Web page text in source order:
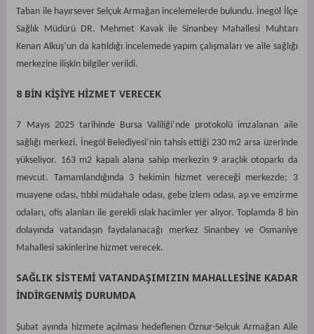
Taban ile hayırsever Selçuk Armağan incelemelerde bulundu. İnegöl İlçe
Sağlık Müdürü DR. Mehmet Kavak ile Sinanbey Mahallesi Muhtarı
Kenan Alkuş’un da katıldığı incelemede yapım çalışmaları ve aile sağlığı
merkezine ilişkin bilgiler verildi.
8 BİN KİŞİYE HİZMET VERECEK
7 Mayıs 2025 tarihinde Bursa Valiliği’nde protokolü imzalanan aile
sağlığı merkezi, İnegöl Belediyesi’nin tahsis ettiği 230 m2 arsa üzerinde
yükseliyor. 163 m2 kapalı alana sahip merkezin 9 araçlık otoparkı da
mevcut. Tamamlandığında 3 hekimin hizmet vereceği merkezde; 3
muayene odası, tıbbi müdahale odası, gebe izlem odası, aşı ve emzirme
odaları, ofis alanları ile gerekli ıslak hacimler yer alıyor. Toplamda 8 bin
dolayında vatandaşın faydalanacağı merkez Sinanbey ve Osmaniye
Mahallesi sakinlerine hizmet verecek.
SAĞLIK SİSTEMİ VATANDAŞIMIZIN MAHALLESİNE KADAR
İNDİRGENMİŞ DURUMDA
Şubat ayında hizmete açılması hedeflenen Öznur-Selçuk Armağan Aile